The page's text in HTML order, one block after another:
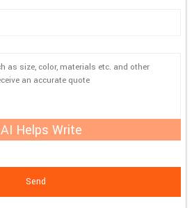
AI Helps Write
Send